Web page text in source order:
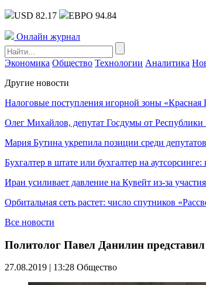
USD 82.17 ЕВРО 94.84
Онлайн журнал
Экономика Общество Технологии Аналитика
Другие новости
Налоговые поступления игорной зоны
Олег Михайлов, депутат Госдумы от Республики
Мария Бутина укрепила позиции среди
Бухгалтер в штате или бухгалтер на
Иран усиливает давление на Кувейт из-за
Орбитальная сеть растет: число спутников
Все новости
Политолог Павел Данилин
27.08.2019 | 13:28 Общество